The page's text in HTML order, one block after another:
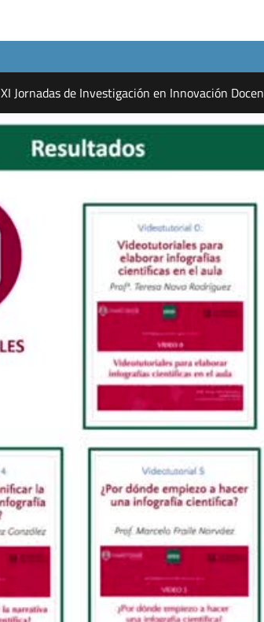
XI Jornadas de Investigación en Innovación Docen